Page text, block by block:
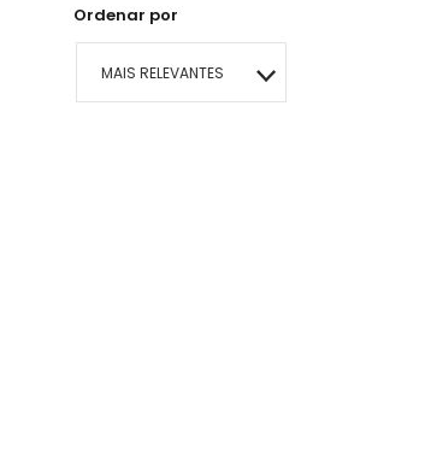
Ordenar por
MAIS RELEVANTES